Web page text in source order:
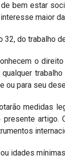
bem estar
maior
32, do trabalho
o
ou para seu
medidas
presente
idades